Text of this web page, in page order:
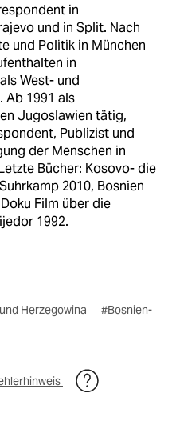
in
und in Split. Nach
und Politik in München
in
West- und
Ab 1991 als
Jugoslawien tätig,
Publizist und
der Menschen in
Bücher: Kosovo- die
2010, Bosnien
Film über die
1992.
Herzegowina
#Bosnien-